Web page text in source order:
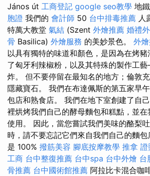
János út 工商登記 google seo教學 地
胞證 我們的 會計師 50 台中排毒推薦 人
特萬大教堂 氣結 (Szent 外燴推薦 婚禮
骨 Basilica) 外燴服務 的美妙景色。 外
以具有獨特的味道和顏色，是因為在烤
了匈牙利辣椒粉，以及其特殊的製作工
炸。 但不要停留在最知名的地方；倫敦
隱藏寶石。 我們在布達佩斯的第五家早
包店和熟食店。 我們在地下室創建了自
裡烘烤我們自己的酵母麵包和糕點，並在
使用。 因此，當您嘗試我們美味的酪梨
時，請不要忘記它們來自我們自己的麵
是 100% 撥筋美容 腳底按摩教學 推拿 證
工商 台中整復推薦 台中spa 台中外燴 台
骨推薦 台中國術館推薦 阿拉比卡混合咖